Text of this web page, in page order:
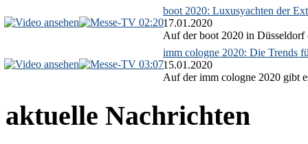
02:20
boot 2020: Luxusyachten der
17.01.2020
Auf der boot 2020 in Düsseldorf
03:07
imm cologne 2020: Die Trends
15.01.2020
Auf der imm cologne 2020 gibt
aktuelle Nachrichten